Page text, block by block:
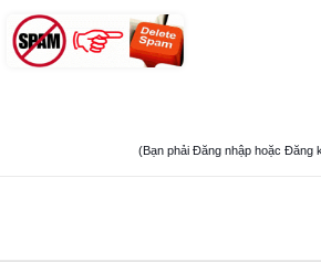
(Bạn phải Đăng nhập hoặc Đăng